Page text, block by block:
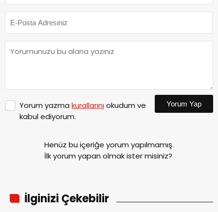
Yorum yazma kurallarınıokudum ve
kabul ediyorum.
Yorum Yap
Henüz bu içeriğe yorum yapılmamış.
İlk yorum yapan olmak ister misiniz?
İlginizi Çekebilir